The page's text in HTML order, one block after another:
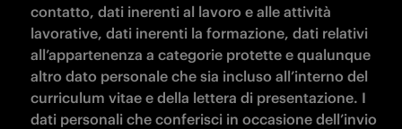
contatto, dati inerenti al lavoro e alle attività
lavorative, dati inerenti la formazione, dati relativi
all’appartenenza a categorie protette e qualunque
altro dato personale che sia incluso all’interno del
curriculum vitae e della lettera di presentazione. I
dati personali che conferisci in occasione dell’invio